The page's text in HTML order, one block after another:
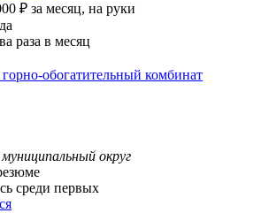
₽ за месяц, на руки
раза в месяц
обогатительный комбинат
округ
среди первых